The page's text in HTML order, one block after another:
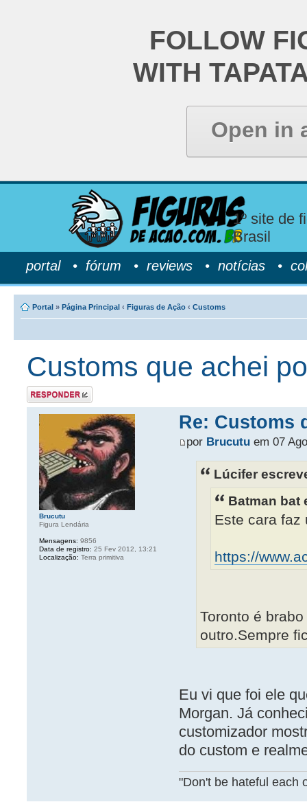
FOLLOW
WITH
Open in
1º site de
Brasil
portal• fórum • reviews • notícias •
Portal » Página Principal ‹ Figuras de Ação ‹ Customs
Customs que achei
Postar uma
resposta
Re: Customs
por Brucutuem 07
Lúcifer
Batman bat
Este cara faz
https://
Toronto é
outro.Sempre
Eu vi que foi ele
Morgan. Já
customizador
do custom e
"Don't be hateful each
Brucutu
Figura Lendária
Mensagens: 9856
Data de registro: 25 Fev 2012, 13:21
Localização: Terra primitiva